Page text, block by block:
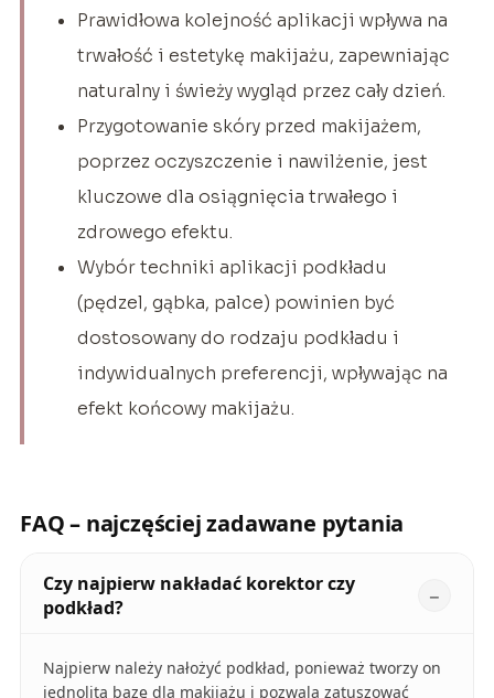
Prawidłowa kolejność aplikacji wpływa na
trwałość i estetykę makijażu, zapewniając
naturalny i świeży wygląd przez cały dzień.
Przygotowanie skóry przed makijażem,
poprzez oczyszczenie i nawilżenie, jest
kluczowe dla osiągnięcia trwałego i
zdrowego efektu.
Wybór techniki aplikacji podkładu
(pędzel, gąbka, palce) powinien być
dostosowany do rodzaju podkładu i
indywidualnych preferencji, wpływając na
efekt końcowy makijażu.
FAQ – najczęściej zadawane pytania
Czy najpierw nakładać korektor czy
podkład?
Najpierw należy nałożyć podkład, ponieważ tworzy on
jednolitą bazę dla makijażu i pozwala zatuszować